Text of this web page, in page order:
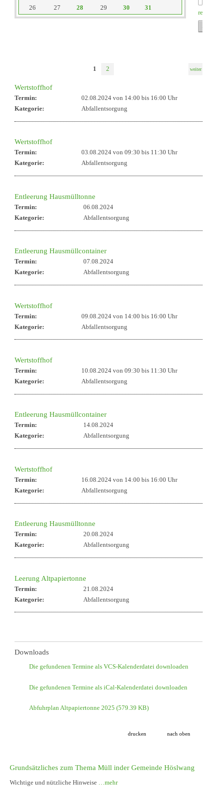
26
27 28 29 30 31
reset
1 2 weiter
Wertstoffhof
Termin: 02.08.2024 von 14:00 bis 16:00 Uhr
Kategorie:
Abfallentsorgung
Wertstoffhof
Termin: 03.08.2024 von 09:30 bis 11:30 Uhr
Kategorie:
Abfallentsorgung
Entleerung Hausmülltonne
Termin:
06.08.2024
Kategorie:
Abfallentsorgung
Entleerung Hausmüllcontainer
Termin:
07.08.2024
Kategorie:
Abfallentsorgung
Wertstoffhof
Termin: 09.08.2024 von 14:00 bis 16:00 Uhr
Kategorie:
Abfallentsorgung
Wertstoffhof
Termin: 10.08.2024 von 09:30 bis 11:30 Uhr
Kategorie:
Abfallentsorgung
Entleerung Hausmüllcontainer
Termin:
14.08.2024
Kategorie:
Abfallentsorgung
Wertstoffhof
Termin: 16.08.2024 von 14:00 bis 16:00 Uhr
Kategorie:
Abfallentsorgung
Entleerung Hausmülltonne
Termin:
20.08.2024
Kategorie:
Abfallentsorgung
Leerung Altpapiertonne
Termin:
21.08.2024
Kategorie:
Abfallentsorgung
Downloads
Die gefundenen Termine als VCS-Kalenderdatei downloaden
Die gefundenen Termine als iCal-Kalenderdatei downloaden
Abfuhrplan Altpapiertonne 2025 (579.39 KB)
drucken nach oben
Grundsätzliches zum Thema Müll inder Gemeinde Höslwang
Wichtige und nützliche Hinweise …mehr